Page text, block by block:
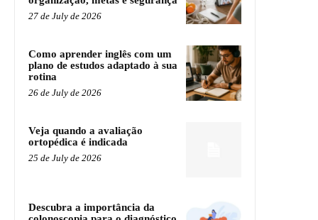
27 de July de 2026
Como aprender inglês com um
plano de estudos adaptado à sua
rotina
26 de July de 2026
Veja quando a avaliação
ortopédica é indicada
25 de July de 2026
Descubra a importância da